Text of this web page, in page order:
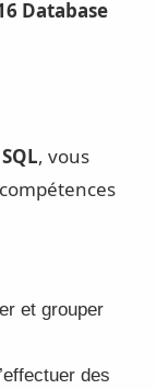
Database
, vous
et grouper
des